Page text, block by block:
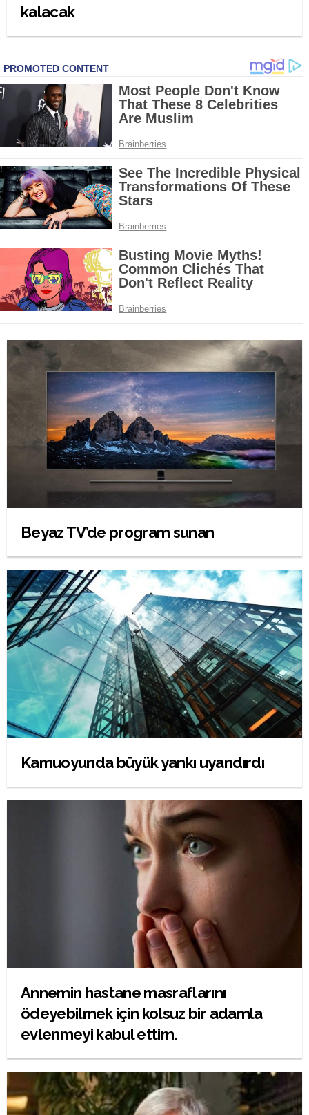
kalacak
Beyaz TV’de program sunan
Kamuoyunda büyük yankı uyandırdı
Annemin hastane masraflarını
ödeyebilmek için kolsuz bir adamla
evlenmeyi kabul ettim.